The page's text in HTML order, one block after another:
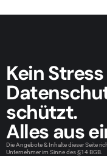
Kein
schützt.
Alles aus
Die Angebote & Inhalte dieser Seite
Unternehmer im Sinne des §14 BGB.